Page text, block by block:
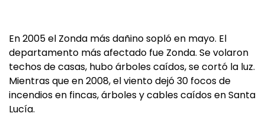
En 2005 el Zonda más dañino sopló en mayo. El
departamento más afectado fue Zonda. Se volaron
techos de casas, hubo árboles caídos, se cortó la luz.
Mientras que en 2008, el viento dejó 30 focos de
incendios en fincas, árboles y cables caídos en Santa
Lucía.